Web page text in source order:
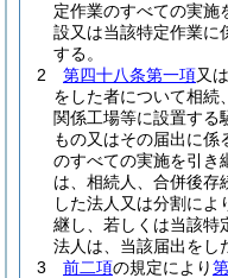
定作業のすべての実施
設又は当該特定作業に
する。
2
第四十八条第一項又は
をした者について相続
関係工場等に設置する
もの又はその届出に係
のすべての実施を引き
は、相続人、合併後存
した法人又は分割に
継し、若しくは当該特
法人は、当該届出をし
3
前二項の規定により